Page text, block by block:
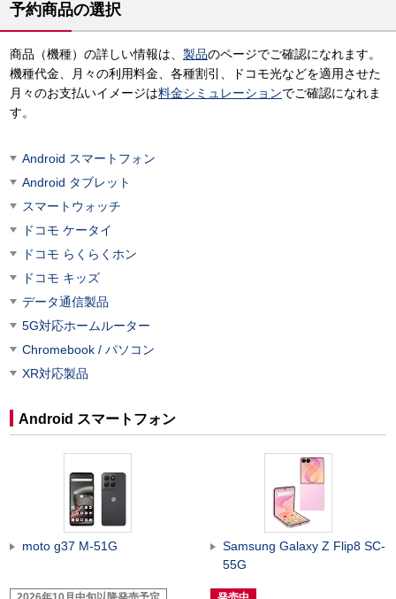
予約商品の選択
商品（機種）の詳しい情報は、 製品のページでご確認になれます。
機種代金、月々の利用料金、各種割引、ドコモ光などを適用させた
月々のお支払いイメージは料金シミュレーションでご確認になれま
す。
Android スマートフォン
Android タブレット
スマートウォッチ
ドコモ ケータイ
ドコモ らくらくホン
ドコモ キッズ
データ通信製品
5G対応ホームルーター
Chromebook / パソコン
XR対応製品
Android スマートフォン
moto g37 M-51G
Samsung Galaxy Z Flip8 SC-
55G